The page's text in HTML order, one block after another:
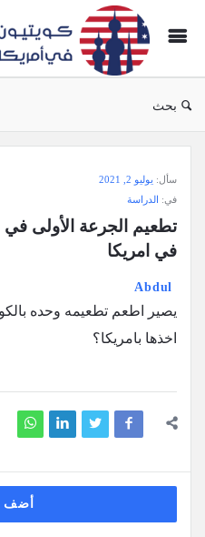
بحث
وجواب
الاحدث
أسئلة
سأل: يوليو 2, 2021
في: الدراسة
في امريكا
Abdul ‎
يصير اطعم تطعيمه وحده
اخذها بامريكا؟
أضف